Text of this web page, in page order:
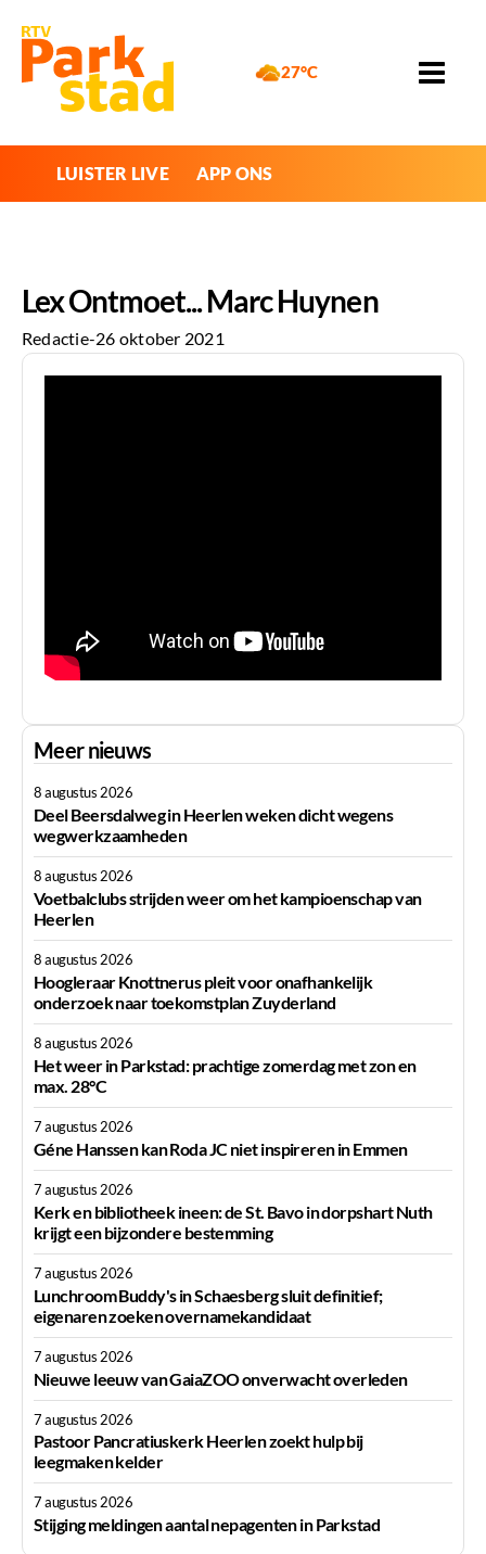
27°C
LUISTER LIVE APP ONS
Lex Ontmoet... Marc Huynen
Redactie-26 oktober 2021
Meer nieuws
8 augustus 2026
Deel Beersdalweg in Heerlen weken dicht wegens
wegwerkzaamheden
8 augustus 2026
Voetbalclubs strijden weer om het kampioenschap van
Heerlen
8 augustus 2026
Hoogleraar Knottnerus pleit voor onafhankelijk
onderzoek naar toekomstplan Zuyderland
8 augustus 2026
Het weer in Parkstad: prachtige zomerdag met zon en
max. 28°C
7 augustus 2026
Géne Hanssen kan Roda JC niet inspireren in Emmen
7 augustus 2026
Kerk en bibliotheek ineen: de St. Bavo in dorpshart Nuth
krijgt een bijzondere bestemming
7 augustus 2026
Lunchroom Buddy's in Schaesberg sluit definitief;
eigenaren zoeken overnamekandidaat
7 augustus 2026
Nieuwe leeuw van GaiaZOO onverwacht overleden
7 augustus 2026
Pastoor Pancratiuskerk Heerlen zoekt hulp bij
leegmaken kelder
7 augustus 2026
Stijging meldingen aantal nepagenten in Parkstad